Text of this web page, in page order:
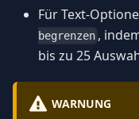
Für Text-
begrenzen ,
bis zu 25
WARNUNG